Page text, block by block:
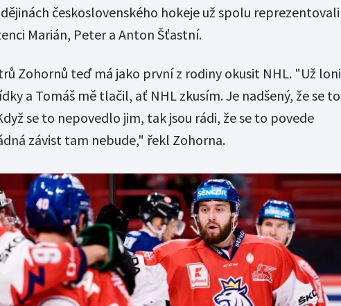
československého hokeje už spolu reprezentovali
Marián, Peter a Anton Šťastní.
Zohornů teď má jako první z rodiny okusit NHL. "Už loni
a Tomáš mě tlačil, ať NHL zkusím. Je nadšený, že se to
se to nepovedlo jim, tak jsou rádi, že se to povede
závist tam nebude," řekl Zohorna.